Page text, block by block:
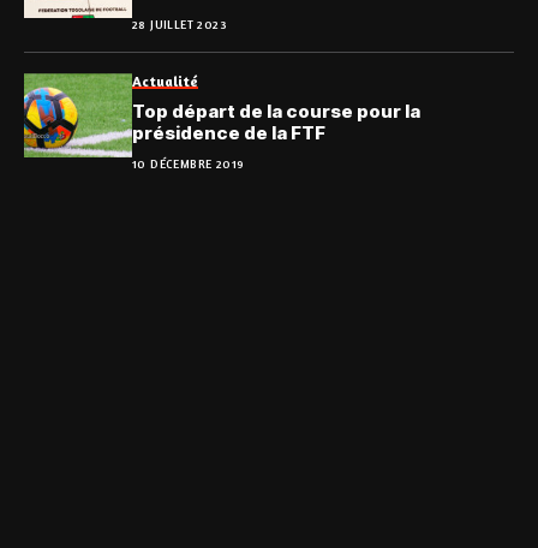
28 JUILLET 2023
Actualité
Top départ de la course pour la
présidence de la FTF
10 DÉCEMBRE 2019